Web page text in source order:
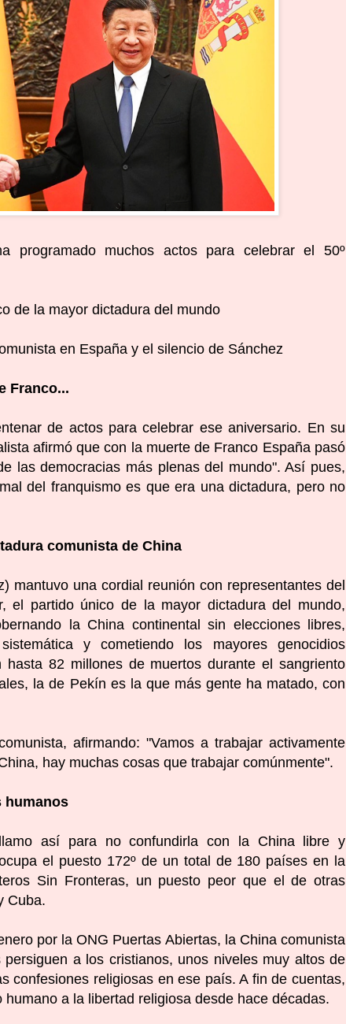
programado muchos actos para celebrar el 50º
de la mayor dictadura del mundo
en España y el silencio de Sánchez
Franco...
de actos para celebrar ese aniversario. En su
afirmó que con la muerte de Franco España pasó
las democracias más plenas del mundo". Así pues,
del franquismo es que era una dictadura, pero no
comunista de China
mantuvo una cordial reunión con representantes del
el partido único de la mayor dictadura del mundo,
la China continental sin elecciones libres,
sistemática ycometiendo los mayores genocidios
hasta 82 millones de muertos durante el sangriento
la de Pekín es la que más gente ha matado, con
, afirmando: "Vamos a trabajar activamente
hay muchas cosas que trabajar comúnmente".
humanos
así para no confundirla con la China libre y
el puesto 172º de un total de 180 países en la
Sin Fronteras, un puesto peor que el de otras
Cuba.
por la ONG Puertas Abiertas, la China comunista
a los cristianos, unos niveles muy altos de
confesiones religiosas en ese país. A fin de cuentas,
a la libertad religiosa desde hace décadas.